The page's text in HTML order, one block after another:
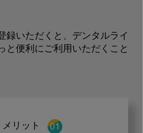
録いただくと、デンタルライ
と便利にご利用いただくこと
メリット